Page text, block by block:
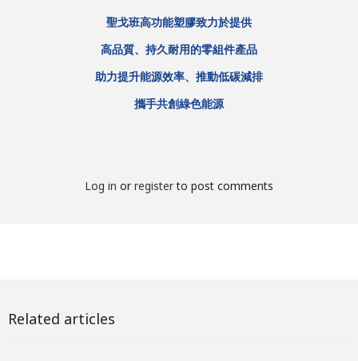
聖戈班高功能塑膠致力於提供
高品質、持久耐用的零組件產品
助力提升能源效率、推動低碳減排
攜手共創綠色能源
Log in orregisterto post comments
Related articles